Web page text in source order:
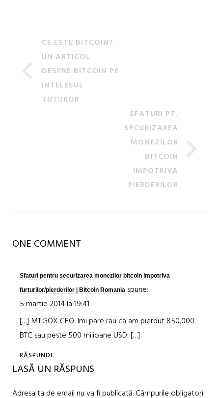
CE ESTE BITCOIN?
UN ARTICOL
DESPRE BITCOIN PE
INTELESUL
TUTUROR
SFATURI PT.
SECURIZAREA
MONEZILOR
BITCOIN
IMPOTRIVA
PIERDERILOR
ONE COMMENT
Sfaturi pentru securizarea monezilor bitcoin impotriva
furturilor/pierderilor | Bitcoin Romania spune:
5 martie 2014 la 19:41
[…] MT.GOX CEO: Imi pare rau ca am pierdut 850,000
BTC sau peste 500 milioane USD: […]
RĂSPUNDE
LASĂ UN RĂSPUNS
Adresa ta de email nu va fi publicată.Câmpurile obligatorii